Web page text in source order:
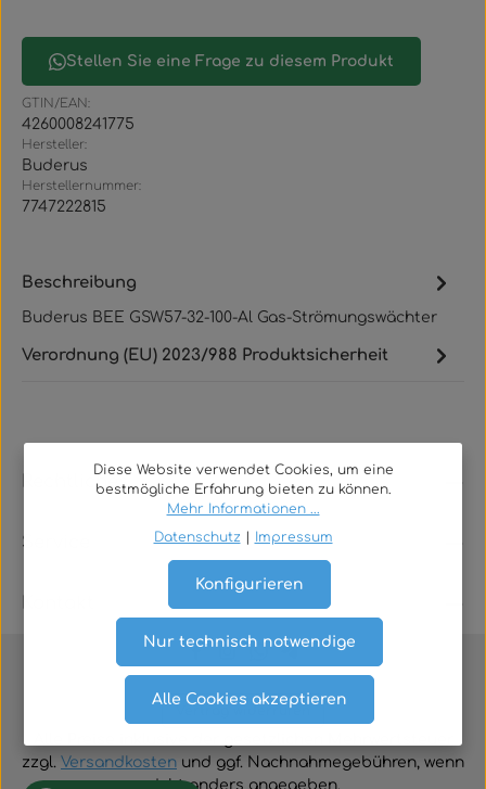
Stellen Sie eine Frage zu diesem Produkt
GTIN/EAN:
4260008241775
Hersteller:
Buderus
Herstellernummer:
7747222815
Beschreibung
Buderus BEE GSW57-32-100-Al Gas-Strömungswächter
Verordnung (EU) 2023/988 Produktsicherheit
Rechtliches
Service
Vertrag widerrufen
zzgl. Versandkosten und ggf. Nachnahmegebühren, wenn
nicht anders angegeben.
Diese Website verwendet Cookies, um eine
bestmögliche Erfahrung bieten zu können.
Mehr Informationen ...
Datenschutz | Impressum
Nur technisch notwendige
Konfigurieren
Alle Cookies akzeptieren